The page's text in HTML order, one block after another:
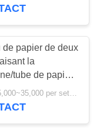
13
de papier de deux
la
tube de papier
formant la
USD 25,000~35,000 per set MOQ:1 ensemble